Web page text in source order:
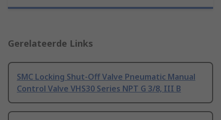
Gerelateerde Links
SMC Locking Shut-Off Valve Pneumatic Manual
Control Valve VHS30 Series NPT G 3/8, III B